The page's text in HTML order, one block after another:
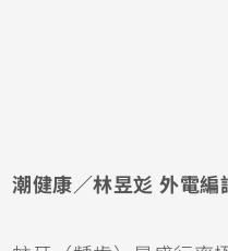
潮健康／林昱彣 外電編